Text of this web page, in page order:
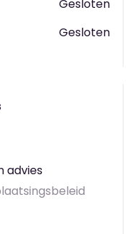
Gesloten
Gesloten
advies